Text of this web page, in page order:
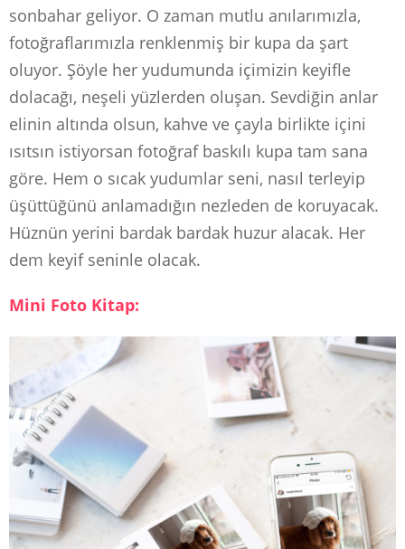
sonbahar geliyor. O zaman mutlu anılarımızla,
fotoğraflarımızla renklenmiş bir kupa da şart
oluyor. Şöyle her yudumunda içimizin keyifle
dolacağı, neşeli yüzlerden oluşan. Sevdiğin anlar
elinin altında olsun, kahve ve çayla birlikte içini
ısıtsın istiyorsan fotoğraf baskılı kupa tam sana
göre. Hem o sıcak yudumlar seni, nasıl terleyip
üşüttüğünü anlamadığın nezleden de koruyacak.
Hüznün yerini bardak bardak huzur alacak. Her
dem keyif seninle olacak.
Mini Foto Kitap: